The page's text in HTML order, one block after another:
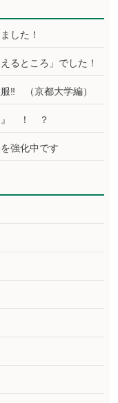
した！
るところ」でした！
‼ （京都大学編）
』 ！ ？
強化中です